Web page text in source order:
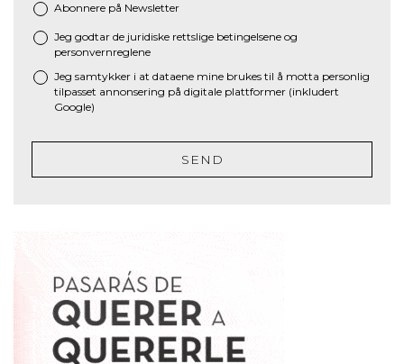
Abonnere på Newsletter
* Jeg godtar de juridiske rettslige betingelsene og
personvernreglene
Jeg samtykker i at dataene mine brukes til å motta personlig
tilpasset annonsering på digitale plattformer (inkludert
Google)
SEND